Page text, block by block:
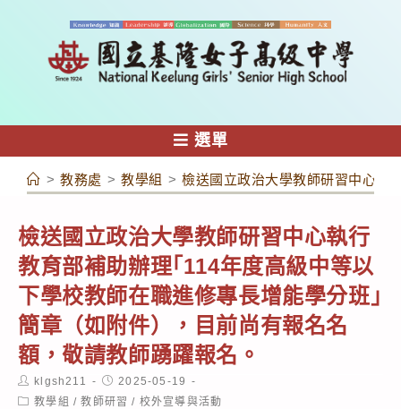
容
選單
> 教務處 > 教學組 > 檢送國立政治大學教師研習中心執
檢送國立政治大學教師研習中心執行
教育部補助辦理｢114年度高級中等以
下學校教師在職進修專長增能學分班｣
簡章（如附件），目前尚有報名名
額，敬請教師踴躍報名。
Post
author:
klgsh211
Post
published:
2025-05-19
Post教學組 / 教師研習 / 校外宣導與活動